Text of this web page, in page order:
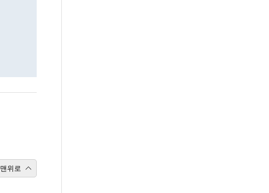
맨위로